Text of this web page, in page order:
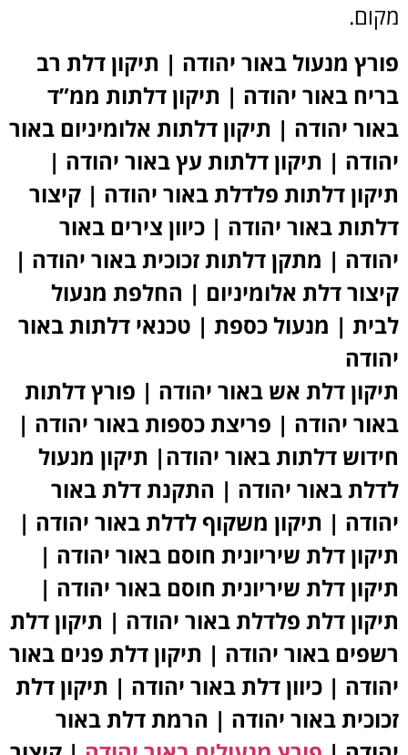
מקום.
פורץ מנעול באור יהודה | תיקון דלת רב
בריח באור יהודה | תיקון דלתות ממ”ד
באור יהודה | תיקון דלתות אלומיניום באור
יהודה | תיקון דלתות עץ באור יהודה |
תיקון דלתות פלדלת באור יהודה | קיצור
דלתות באור יהודה | כיוון צירים באור
יהודה | מתקן דלתות זכוכית באור יהודה |
קיצור דלת אלומיניום | החלפת מנעול
לבית | מנעול כספת | טכנאי דלתות באור
יהודה
תיקון דלת אש באור יהודה | פורץ דלתות
באור יהודה | פריצת כספות באור יהודה |
חידוש דלתות באור יהודה| תיקון מנעול
לדלת באור יהודה | התקנת דלת באור
יהודה | תיקון משקוף לדלת באור יהודה |
תיקון דלת שיריונית חוסם באור יהודה |
תיקון דלת שיריונית חוסם באור יהודה |
תיקון דלת פלדלת באור יהודה | תיקון דלת
רשפים באור יהודה | תיקון דלת פנים באור
יהודה | כיוון דלת באור יהודה | תיקון דלת
זכוכית באור יהודה | הרמת דלת באור